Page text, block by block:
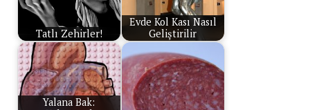
Tatlı Zehirler!
Evde Kol Kası Nasıl
Geliştirilir
Yalana Bak: